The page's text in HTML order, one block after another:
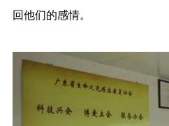
回他们的感情。